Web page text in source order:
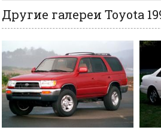
Другие галереи Toyota